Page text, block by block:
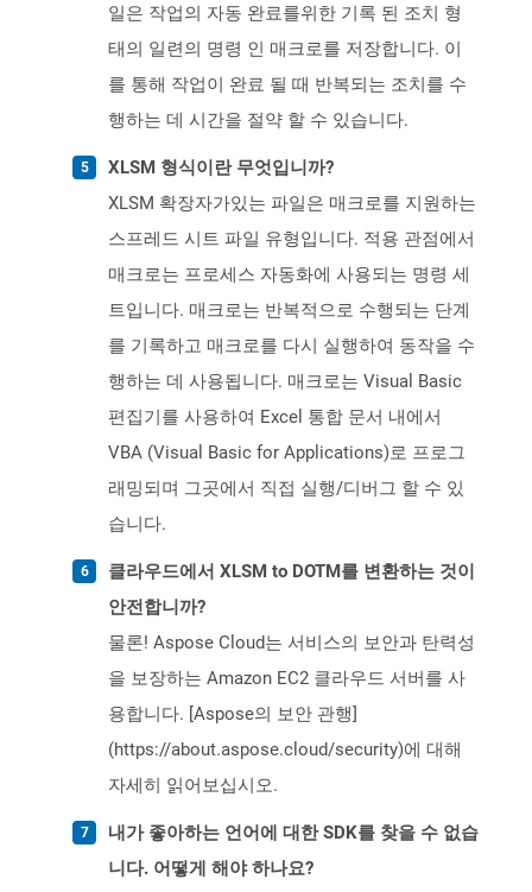
일은 작업의 자동 완료를위한 기록 된 조치 형
태의 일련의 명령 인 매크로를 저장합니다. 이
를 통해 작업이 완료 될 때 반복되는 조치를 수
행하는 데 시간을 절약 할 수 있습니다.
XLSM 형식이란 무엇입니까?
XLSM 확장자가있는 파일은 매크로를 지원하는
스프레드 시트 파일 유형입니다. 적용 관점에서
매크로는 프로세스 자동화에 사용되는 명령 세
트입니다. 매크로는 반복적으로 수행되는 단계
를 기록하고 매크로를 다시 실행하여 동작을 수
행하는 데 사용됩니다. 매크로는 Visual Basic
편집기를 사용하여 Excel 통합 문서 내에서
VBA (Visual Basic for Applications)로 프로그
래밍되며 그곳에서 직접 실행/디버그 할 수 있
습니다.
클라우드에서 XLSM to DOTM를 변환하는 것이
안전합니까?
물론! Aspose Cloud는 서비스의 보안과 탄력성
을 보장하는 Amazon EC2 클라우드 서버를 사
용합니다. [Aspose의 보안 관행]
(https://about.aspose.cloud/security)에 대해
자세히 읽어보십시오.
내가 좋아하는 언어에 대한 SDK를 찾을 수 없습
니다. 어떻게 해야 하나요?